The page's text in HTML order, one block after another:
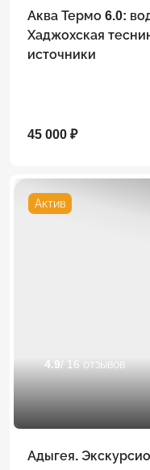
Аква Термо 6.0:
Хаджохская
источники
45 000 ₽
Актив
4.9 / 16 отзывов
Адыгея.